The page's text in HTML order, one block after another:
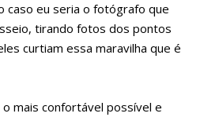
caso eu seria o fotógrafo que
tirando fotos dos pontos
curtiam essa maravilha que é
mais confortável possível e